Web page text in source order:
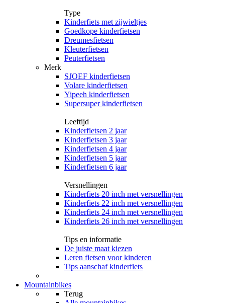
Type
Kinderfiets met zijwieltjes
Goedkope kinderfietsen
Dreumesfietsen
Kleuterfietsen
Peuterfietsen
Merk
SJOEF kinderfietsen
Volare kinderfietsen
Yipeeh kinderfietsen
Supersuper kinderfietsen
Leeftijd
Kinderfietsen 2 jaar
Kinderfietsen 3 jaar
Kinderfietsen 4 jaar
Kinderfietsen 5 jaar
Kinderfietsen 6 jaar
Versnellingen
Kinderfiets 20 inch met versnellingen
Kinderfiets 22 inch met versnellingen
Kinderfiets 24 inch met versnellingen
Kinderfiets 26 inch met versnellingen
Tips en informatie
De juiste maat kiezen
Leren fietsen voor kinderen
Tips aanschaf kinderfiets
Mountainbikes
Terug